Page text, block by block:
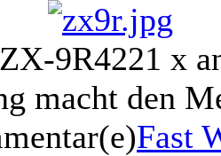
9R4221 x
macht den
Fast